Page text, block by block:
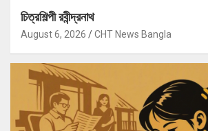
চিত্রশিল্পী রবীন্দ্রনাথ
August 6, 2026 CHT News Bangla